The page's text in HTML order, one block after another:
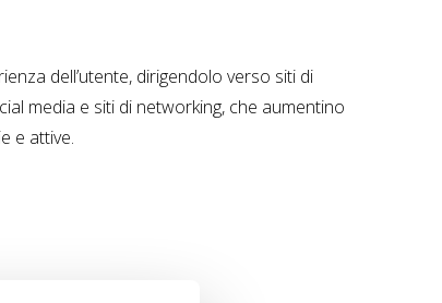
dell’utente, dirigendolo verso siti di
media e siti di networking, che aumentino
e attive.